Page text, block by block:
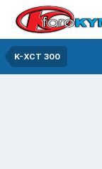
K-XCT 300